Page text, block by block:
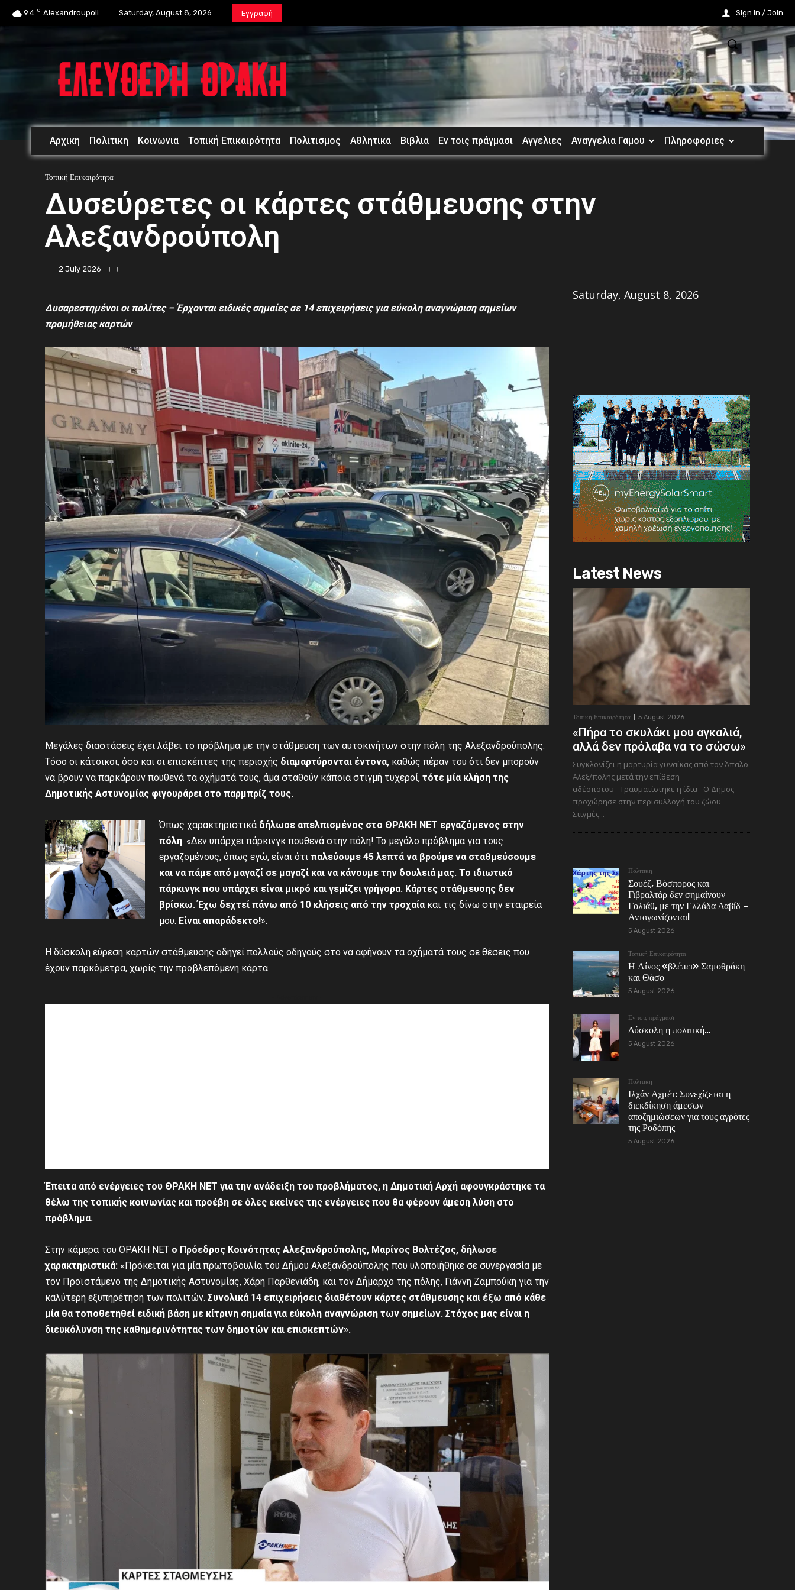
9.4 C Alexandroupoli Saturday, August 8, 2026 Εγγραφή Sign in / Join
Αρχικη Πολιτικη Κοινωνια Τοπική Επικαιρότητα Πολιτισμος Αθλητικα Βιβλια Εν τοις πράγμασι Αγγελιες Αναγγελια Γαμου Πληροφοριες
Τοπική Επικαιρότητα
Δυσεύρετες οι κάρτες στάθμευσης στην
Αλεξανδρούπολη
2 July 2026
Δυσαρεστημένοι οι πολίτες – Έρχονται ειδικές σημαίες σε 14 επιχειρήσεις για εύκολη αναγνώριση σημείων
προμήθειας καρτών
Μεγάλες διαστάσεις έχει λάβει το πρόβλημα με την στάθμευση των αυτοκινήτων στην πόλη της Αλεξανδρούπολης.
Τόσο οι κάτοικοι, όσο και οι επισκέπτες της περιοχής διαμαρτύρονται έντονα, καθώς πέραν του ότι δεν μπορούν
να βρουν να παρκάρουν πουθενά τα οχήματά τους, άμα σταθούν κάποια στιγμή τυχεροί, τότε μία κλήση της
Δημοτικής Αστυνομίας φιγουράρει στο παρμπρίζ τους.
Όπως χαρακτηριστικά δήλωσε απελπισμένος στο ΘΡΑΚΗ ΝΕΤ εργαζόμενος στην
πόλη: «Δεν υπάρχει πάρκινγκ πουθενά στην πόλη! Το μεγάλο πρόβλημα για τους
εργαζομένους, όπως εγώ, είναι ότι παλεύουμε 45 λεπτά να βρούμε να σταθμεύσουμε
και να πάμε από μαγαζί σε μαγαζί και να κάνουμε την δουλειά μας. Το ιδιωτικό
πάρκινγκ που υπάρχει είναι μικρό και γεμίζει γρήγορα. Κάρτες στάθμευσης δεν
βρίσκω. Έχω δεχτεί πάνω από 10 κλήσεις από την τροχαία και τις δίνω στην εταιρεία
μου. Είναι απαράδεκτο!».
Η δύσκολη εύρεση καρτών στάθμευσης οδηγεί πολλούς οδηγούς στο να αφήνουν τα οχήματά τους σε θέσεις που
έχουν παρκόμετρα, χωρίς την προβλεπόμενη κάρτα.
Έπειτα από ενέργειες του ΘΡΑΚΗ ΝΕΤ για την ανάδειξη του προβλήματος, η Δημοτική Αρχή αφουγκράστηκε τα
θέλω της τοπικής κοινωνίας και προέβη σε όλες εκείνες της ενέργειες που θα φέρουν άμεση λύση στο
πρόβλημα.
Στην κάμερα του ΘΡΑΚΗ ΝΕΤ ο Πρόεδρος Κοινότητας Αλεξανδρούπολης, Μαρίνος Βολτέζος, δήλωσε
χαρακτηριστικά: «Πρόκειται για μία πρωτοβουλία του Δήμου Αλεξανδρούπολης που υλοποιήθηκε σε συνεργασία με
τον Προϊστάμενο της Δημοτικής Αστυνομίας, Χάρη Παρθενιάδη, και τον Δήμαρχο της πόλης, Γιάννη Ζαμπούκη για την
καλύτερη εξυπηρέτηση των πολιτών. Συνολικά 14 επιχειρήσεις διαθέτουν κάρτες στάθμευσης και έξω από κάθε
μία θα τοποθετηθεί ειδική βάση με κίτρινη σημαία για εύκολη αναγνώριση των σημείων. Στόχος μας είναι η
διευκόλυνση της καθημερινότητας των δημοτών και επισκεπτών».
Saturday, August 8, 2026
Latest News
Τοπική Επικαιρότητα 5 August 2026
«Πήρα το σκυλάκι μου αγκαλιά,
αλλά δεν πρόλαβα να το σώσω»
Συγκλονίζει η μαρτυρία γυναίκας από τον Άπαλο
Αλεξ/πολης μετά την επίθεση
αδέσποτου - Τραυματίστηκε η ίδια - Ο Δήμος
προχώρησε στην περισυλλογή του ζώου
Στιγμές...
Πολιτικη
Σουέζ, Βόσπορος και
Γιβραλτάρ δεν σημαίνουν
Γολιάθ, με την Ελλάδα Δαβίδ –
Ανταγωνίζονται!
5 August 2026
Τοπική Επικαιρότητα
Η Αίνος «βλέπει» Σαμοθράκη
και Θάσο
5 August 2026
Εν τοις πράγμασι
Δύσκολη η πολιτική…
5 August 2026
Πολιτικη
Ιλχάν Αχμέτ: Συνεχίζεται η
διεκδίκηση άμεσων
αποζημιώσεων για τους αγρότες
της Ροδόπης
5 August 2026